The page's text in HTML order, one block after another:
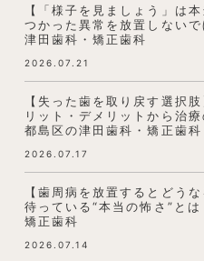
【「様子を見ましょう」は
つかった異常を放置しない
津田歯科・矯正歯科
2026.07.21
【失った歯を取り戻す選択
リット・デメリットから治
都島区の津田歯科・矯正歯科
2026.07.17
【歯周病を放置するとどう
待っている“本当の怖さ”と
矯正歯科
2026.07.14